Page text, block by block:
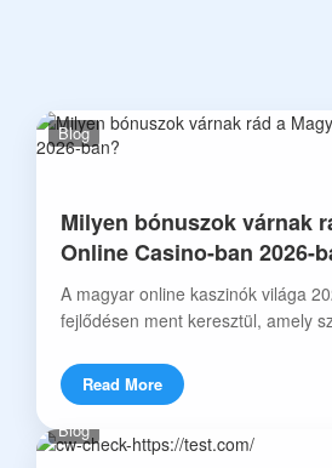
Blog
Milyen bónuszok várnak
Online Casino-ban 2026-
A magyar online kaszinók világa
fejlődésen ment keresztül, amely
Read More
Blog